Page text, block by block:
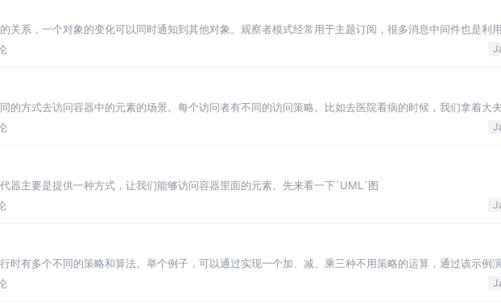
关系，一个对象的变化可以同时通知到其他对象。观察者模式经常用于主题订阅，很多消息中间件也是利
的方式去访问容器中的元素的场景。每个访问者有不同的访问策略。比如去医院看病的时候，我们拿着大
单的价格，当我们拿着同一份
器主要是提供一种方式，让我们能够访问容器里面的元素。先来看一下`UML`图
时有多个不同的策略和算法。举个例子，可以通过实现一个加、减、乘三种不用策略的运算，通过该示例演